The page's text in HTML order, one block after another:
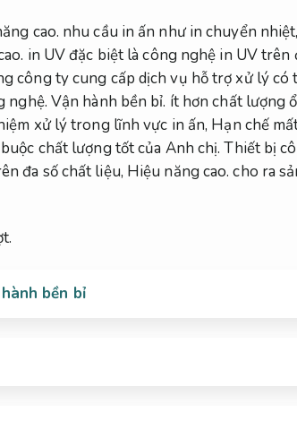
cao. nhu cầu in ấn như in chuyển nhiệt,
in UV đặc biệt là công nghệ in UV trên
công ty cung cấp dịch vụ hỗ trợ xử lý
nghệ. Vận hành bền bỉ. ít hơn chất lượng
xử lý trong lĩnh vực in ấn, Hạn chế
chất lượng tốt của Anh chị.Thiết bị
đa số chất liệu, Hiệu năng cao. cho ra
bền bỉ